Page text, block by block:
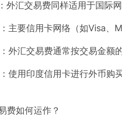
汇交易费同样适用于国际网
要信用卡网络（如Visa、
汇交易费通常按交易金额的
用印度信用卡进行外币购买
如何运作？